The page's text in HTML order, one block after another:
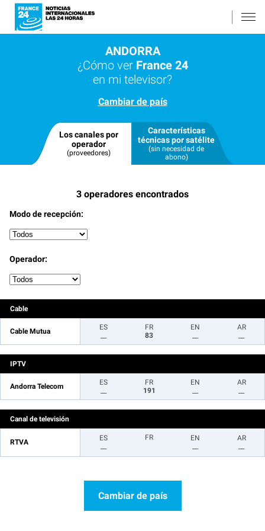
ANDORRA
¿Cómo ver France 24
en mi televisor?
Cambiar de país
Los canales por
operador
(proveedores)
Características
técnicas por satélite
(sin necesidad de
abono)
3 operadores encontrados
Modo de recepción:
Operador:
Cable
Cable Mutua
ES
FR
83
EN
AR
IPTV
Andorra Telecom
ES
FR
191
EN
AR
Canal de televisión
RTVA
ES
FR
EN
AR
Cambiar de país